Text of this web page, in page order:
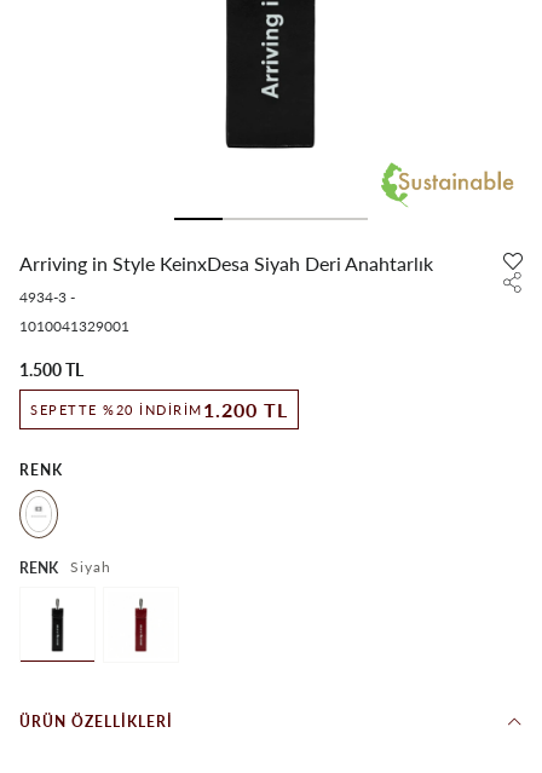
Arriving in Style KeinxDesa Siyah Deri Anahtarlık
4934-3 -
1010041329001
1.500 TL
SEPETTE %20 İNDIRIM 1.200 TL
RENK
RENK Siyah
ÜRÜN ÖZELLIKLERI